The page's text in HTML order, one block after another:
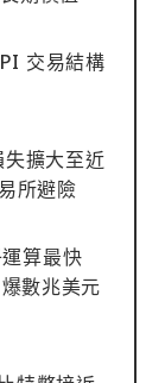
交易結構
擴大至近
所避險
算最快
數兆美元